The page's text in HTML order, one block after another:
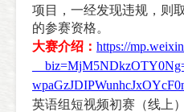
项目，一经发现违规，则
的参赛资格。
大赛介绍： https://
英语组短视频初赛（线上）